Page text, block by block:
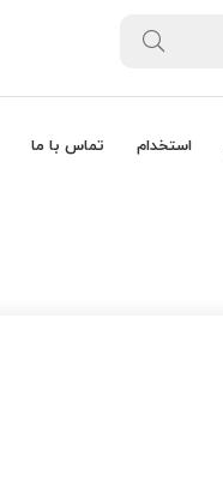
استخدام تماس با ما